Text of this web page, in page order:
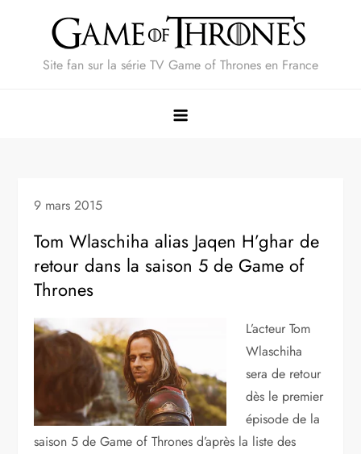
Site fan sur la série TV Game of Thrones en France
9 mars 2015
Tom Wlaschiha alias Jaqen H’ghar de
retour dans la saison 5 de Game of
Thrones
L’acteur Tom
Wlaschiha
sera de retour
dès le premier
épisode de la
saison 5 de Game of Thrones d’après la liste des